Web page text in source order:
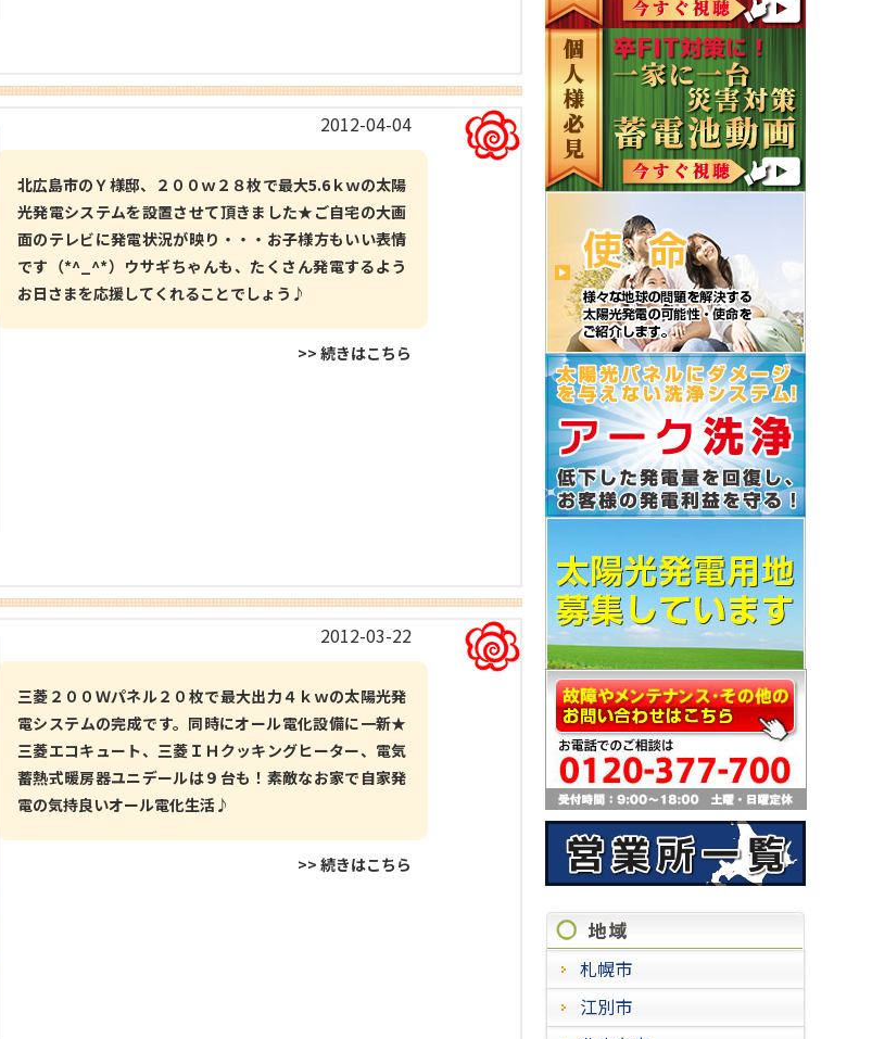
2012-04-04
北広島市のＹ様邸、２００ｗ２８枚で最大5.6ｋｗの太陽
光発電システムを設置させて頂きました★ご自宅の大画
面のテレビに発電状況が映り・・・お子様方もいい表情
です（*^_^*）ウサギちゃんも、たくさん発電するよう
お日さまを応援してくれることでしょう♪
>> 続きはこちら
2012-03-22
三菱２００Ｗパネル２０枚で最大出力４ｋｗの太陽光発
電システムの完成です。同時にオール電化設備に一新★
三菱エコキュート、三菱ＩＨクッキングヒーター、電気
蓄熱式暖房器ユニデールは９台も！素敵なお家で自家発
電の気持良いオール電化生活♪
>> 続きはこちら
札幌市
江別市